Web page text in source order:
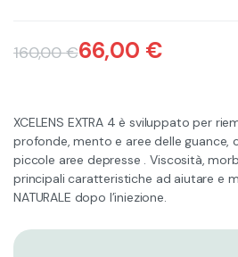
160,00€
originale
era:
160,00 €.
66,00 €
attuale
è:
66,00 €.
XCELENS EXTRA 4 è sviluppato per
profonde, mento e aree delle guance,
piccole aree depresse . Viscosità,
principali caratteristiche ad aiutare e
NATURALE dopo l’iniezione.